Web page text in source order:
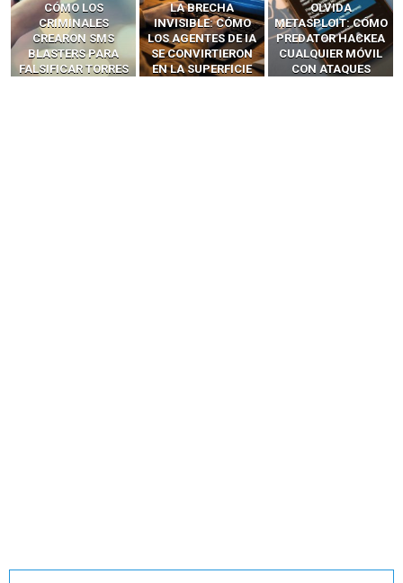
LA BRECHA
INVISIBLE: CÓMO
LOS AGENTES DE IA
SE CONVIRTIERON
EN LA SUPERFICIE
OLVIDA
METASPLOIT: CÓMO
PREDATOR HACKEA
CUALQUIER MÓVIL
CON ATAQUES
CÓMO LOS HACKERS
INTERCEPTAN OTPS
Y LLAMADAS
MÓVILES SIN
‘HACKEAR’ — EL